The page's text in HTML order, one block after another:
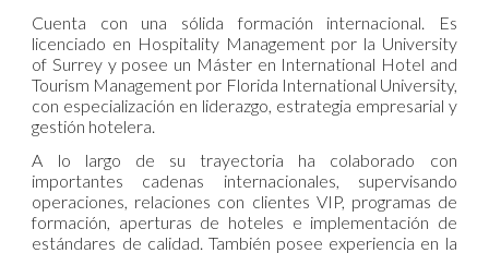
Cuenta con una sólida formación internacional. Es
licenciado en Hospitality Management por la University
of Surrey y posee un Máster en International Hotel and
Tourism Management por Florida International University,
con especialización en liderazgo, estrategia empresarial y
gestión hotelera.
A lo largo de su trayectoria ha colaborado con
importantes cadenas internacionales, supervisando
operaciones, relaciones con clientes VIP, programas de
formación, aperturas de hoteles e implementación de
estándares de calidad. También posee experiencia en la